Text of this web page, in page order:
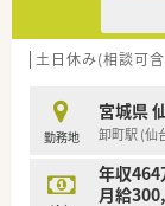
土日休み(相談可
勤務地
宮城県
卸町駅 (仙
年収464
月給